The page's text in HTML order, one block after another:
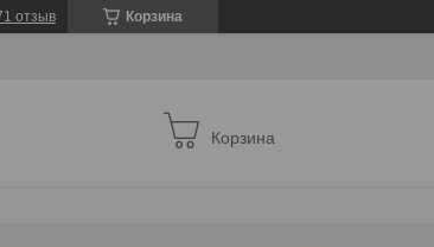
Корзина
отзыв
Корзина